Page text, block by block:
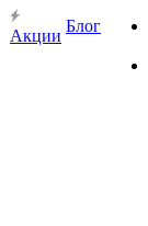
Акции
Блог